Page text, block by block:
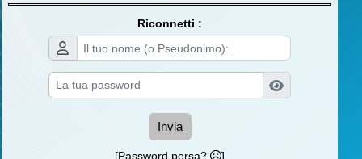
Riconnetti :
Invia
[Password persa? ]